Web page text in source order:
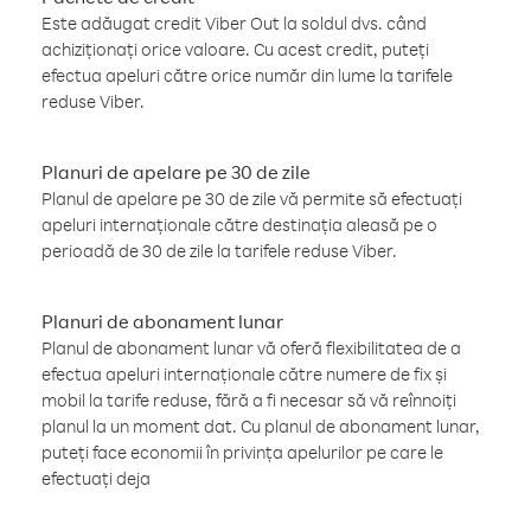
Este adăugat credit Viber Out la soldul dvs. când
achiziționați orice valoare. Cu acest credit, puteți
efectua apeluri către orice număr din lume la tarifele
reduse Viber.
Planuri de apelare pe 30 de zile
Planul de apelare pe 30 de zile vă permite să efectuați
apeluri internaționale către destinația aleasă pe o
perioadă de 30 de zile la tarifele reduse Viber.
Planuri de abonament lunar
Planul de abonament lunar vă oferă flexibilitatea de a
efectua apeluri internaționale către numere de fix și
mobil la tarife reduse, fără a fi necesar să vă reînnoiți
planul la un moment dat. Cu planul de abonament lunar,
puteți face economii în privința apelurilor pe care le
efectuați deja